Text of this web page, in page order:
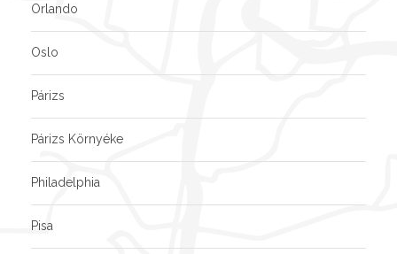
Orlando
Oslo
Párizs
Párizs Környéke
Philadelphia
Pisa